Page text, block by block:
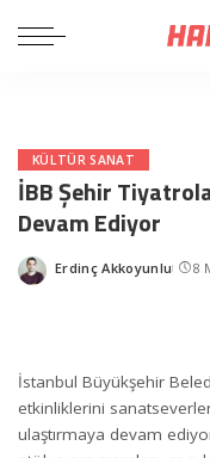
KÜLTÜR SANAT
İBB Şehir
Devam Ediyor
Posted
Erdinç Akkoyunlu 8
İstanbul Büyükşehir
etkinliklerini
ulaştırmaya devam